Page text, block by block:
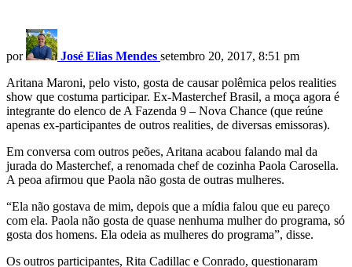
por José Elias Mendes setembro 20, 2017, 8:51 pm
Aritana Maroni, pelo visto, gosta de causar polêmica pelos realities
show que costuma participar. Ex-Masterchef Brasil, a moça agora é
integrante do elenco de A Fazenda 9 – Nova Chance (que reúne
apenas ex-participantes de outros realities, de diversas emissoras).
Em conversa com outros peões, Aritana acabou falando mal da
jurada do Masterchef, a renomada chef de cozinha Paola Carosella.
A peoa afirmou que Paola não gosta de outras mulheres.
“Ela não gostava de mim, depois que a mídia falou que eu pareço
com ela. Paola não gosta de quase nenhuma mulher do programa, só
gosta dos homens. Ela odeia as mulheres do programa”, disse.
Os outros participantes, Rita Cadillac e Conrado, questionaram